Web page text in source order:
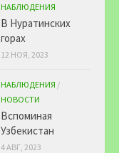
НАБЛЮДЕНИЯ
В Нуратинских
горах
12 НОЯ, 2023
НАБЛЮДЕНИЯ /
НОВОСТИ
Вспоминая
Узбекистан
4 АВГ, 2023